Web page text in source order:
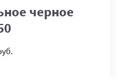
черное